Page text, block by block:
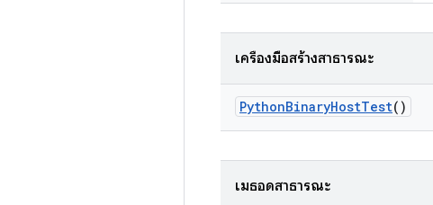
เครื่องมือสร้างสาธารณะ
PythonBinaryHostTest()
เมธอดสาธารณะ